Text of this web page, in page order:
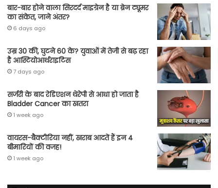
बार-बार होने वाला सिरदर्द माइग्रेन है या ब्रेन ट्यूमर
का संकेत, जाने अंतर?
6 days ago
उम्र 30 की, घुटने 60 के? युवाओं में तेजी से बढ़ रहा
है आस्टियोआर्थराइटिस
7 days ago
सर्जरी के बाद रेडिएशन थेरेपी से आधा हो जाता है
Bladder Cancer का खतरा
1 week ago
वायरस-बैक्टीरिया नहीं, खराब आदतें हैं इन 4
बीमारियों की वजह!
1 week ago